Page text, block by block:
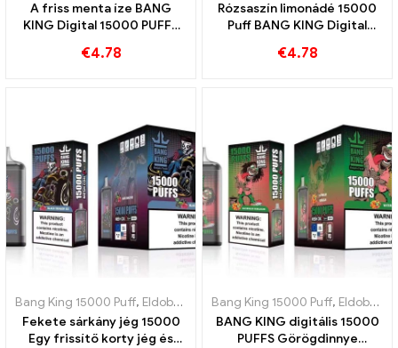
A friss menta íze BANG
KING Digital 15000 PUFFS
€4.78
Rózsaszín limonádé 15000
Puff BANG KING Digital
élmény
€4.78
Bang King 15000 Puff, Eldobható e-cigaretta Svédország ,
Fekete sárkány jég 15000
Egy frissítő korty jég és
Bang King 15000 Puff, Eldobható e-cigaretta Svédország
BANG KING digitális 15000
PUFFS Görögdinnye